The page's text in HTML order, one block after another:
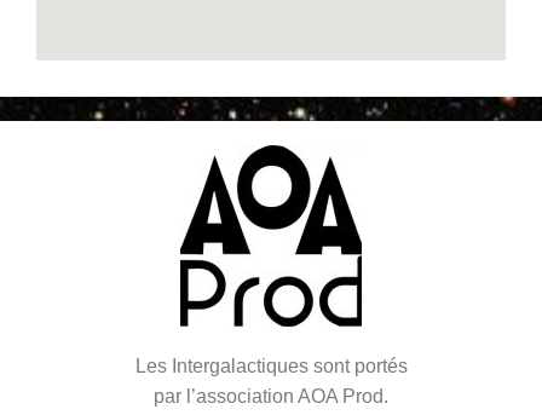
Les Intergalactiques sont portés
par l’association AOA Prod.